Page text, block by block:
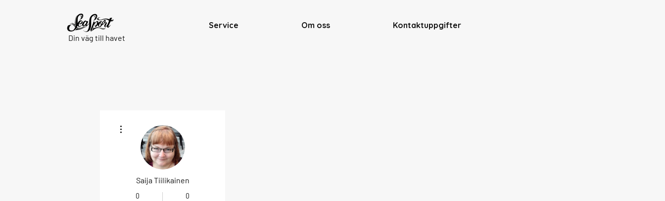
Din väg till havet
Service Om oss Kontaktuppgifter
Saija Tiilikainen
0 0